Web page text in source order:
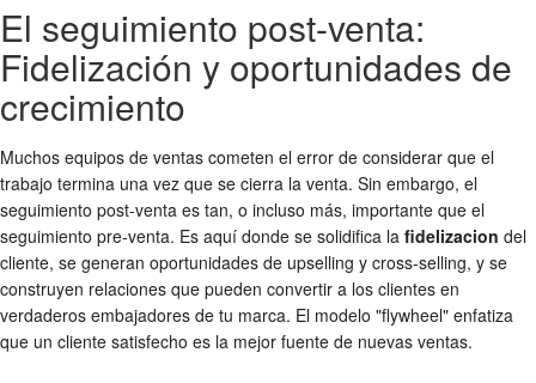
El seguimiento post-venta:
Fidelización y oportunidades de
crecimiento
Muchos equipos de ventas cometen el error de considerar que el
trabajo termina una vez que se cierra la venta. Sin embargo, el
seguimiento post-venta es tan, o incluso más, importante que el
seguimiento pre-venta. Es aquí donde se solidifica la fidelizacion del
cliente, se generan oportunidades de upselling y cross-selling, y se
construyen relaciones que pueden convertir a los clientes en
verdaderos embajadores de tu marca. El modelo "flywheel" enfatiza
que un cliente satisfecho es la mejor fuente de nuevas ventas.